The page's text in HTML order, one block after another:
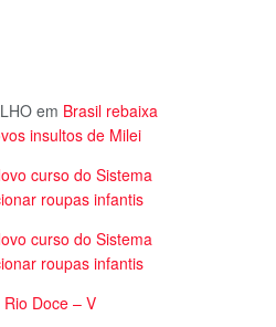
em Brasil rebaixa
insultos de Milei
curso do Sistema
roupas infantis
curso do Sistema
roupas infantis
Doce – V